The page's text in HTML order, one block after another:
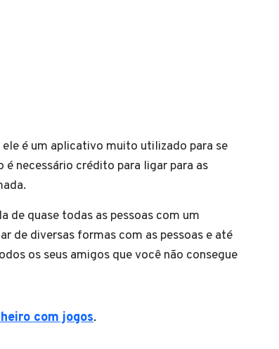
é um aplicativo muito utilizado para se
necessário crédito para ligar para as
de quase todas as pessoas com um
de diversas formas com as pessoas e até
os seus amigos que você não consegue
com jogos.